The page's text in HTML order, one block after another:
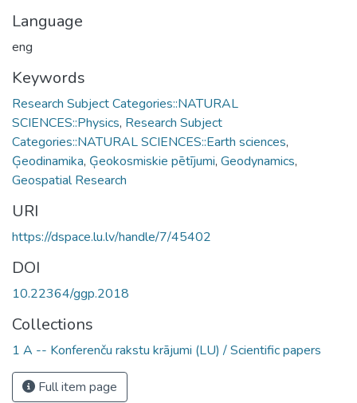
Language
eng
Keywords
Research Subject Categories::NATURAL
SCIENCES::Physics, Research Subject
Categories::NATURAL SCIENCES::Earth sciences,
Ģeodinamika, Ģeokosmiskie pētījumi, Geodynamics,
Geospatial Research
URI
https://dspace.lu.lv/handle/7/45402
DOI
10.22364/ggp.2018
Collections
1 A -- Konferenču rakstu krājumi (LU) / Scientific papers
Full item page